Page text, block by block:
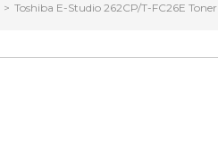
Toshiba E-Studio 262CP/T-FC26E Toner